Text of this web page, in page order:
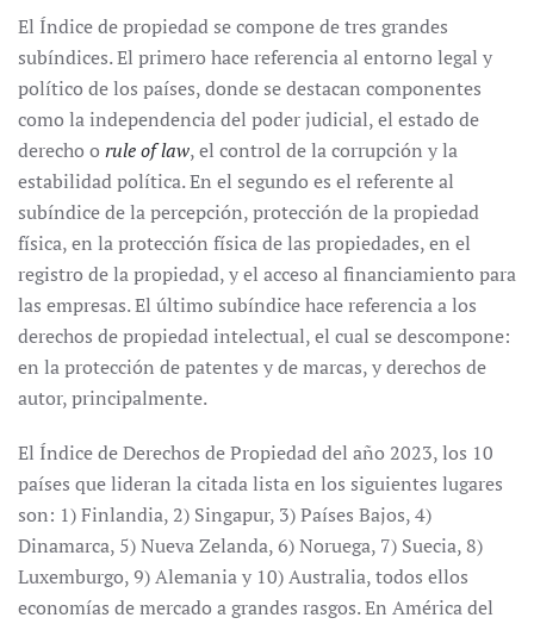
El Índice de propiedad se compone de tres grandes
subíndices. El primero hace referencia al entorno legal y
político de los países, donde se destacan componentes
como la independencia del poder judicial, el estado de
derecho o rule of law, el control de la corrupción y la
estabilidad política. En el segundo es el referente al
subíndice de la percepción, protección de la propiedad
física, en la protección física de las propiedades, en el
registro de la propiedad, y el acceso al financiamiento para
las empresas. El último subíndice hace referencia a los
derechos de propiedad intelectual, el cual se descompone:
en la protección de patentes y de marcas, y derechos de
autor, principalmente.
El Índice de Derechos de Propiedad del año 2023, los 10
países que lideran la citada lista en los siguientes lugares
son: 1) Finlandia, 2) Singapur, 3) Países Bajos, 4)
Dinamarca, 5) Nueva Zelanda, 6) Noruega, 7) Suecia, 8)
Luxemburgo, 9) Alemania y 10) Australia, todos ellos
economías de mercado a grandes rasgos. En América del